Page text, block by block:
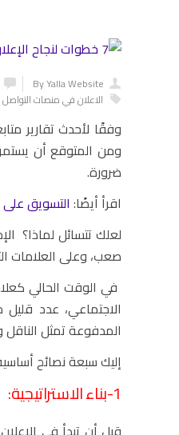
By Yalla Website
الاعلان في منصات
وفقًا لأحدث تقارير متابعة السوشيال
ضرورة.
اقرأ أيضًا:التسويق
لعلك تتسائل لماذا؟
صعب، وعلى العلامات
في الوقت الحالي
الاجتماعي، عدد
المدفوعة تمثل الناقل
إليك سبعة نصائح
1-بناء الاستراتيجية: